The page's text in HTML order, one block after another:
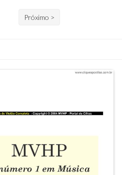
Próximo >